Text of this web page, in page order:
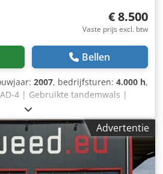
€ 8.500
Vaste prijs excl. btw
Bellen
2007, bedrijfsturen: 4.000 h,
4 | Gebruikte tandemwals |
🚛 Levering beschikbaar naar
verzendcalculator om de
Csdpjzim T Hjfx Ahlerf 💰 Nu
doe een bod. Betaling bij levering
vergoeding (onder voorbehoud
door een
Advertentie